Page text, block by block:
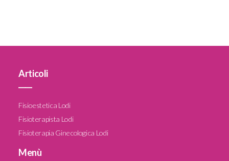
Articoli
Fisioestetica Lodi
Fisioterapista Lodi
Fisioterapia Ginecologica Lodi
Menù